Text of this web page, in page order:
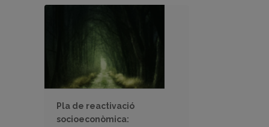
Pla de reactivació
socioeconòmica: